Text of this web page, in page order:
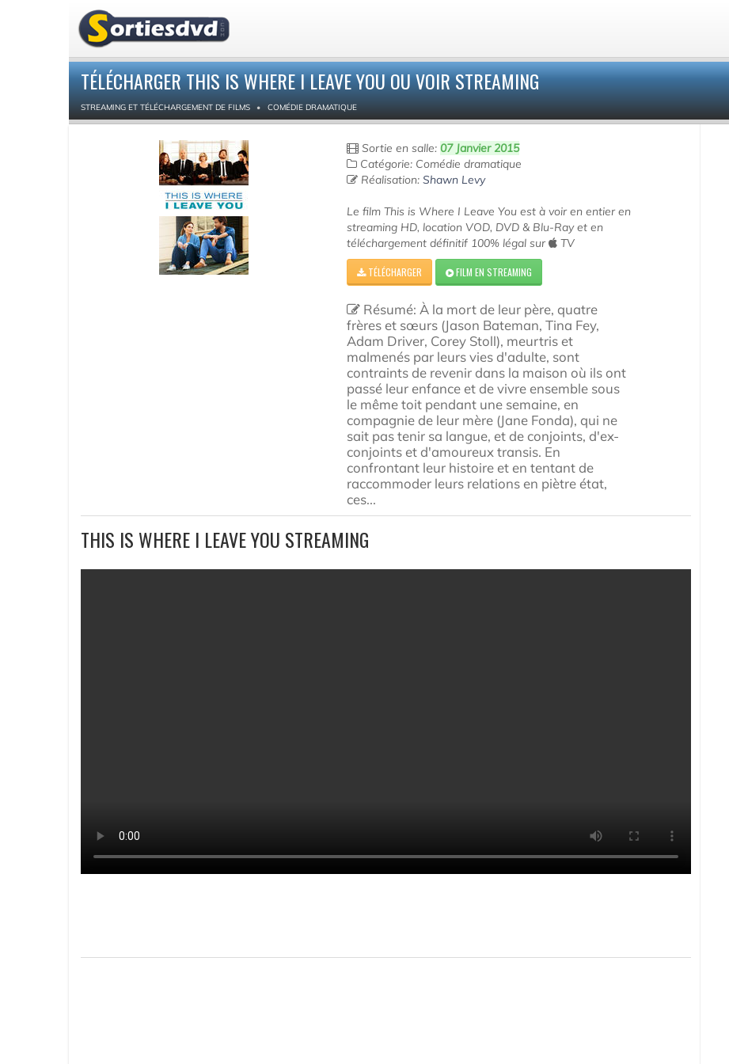
TÉLÉCHARGER THIS IS WHERE I LEAVE YOU OU VOIR STREAMING
STREAMING ET TÉLÉCHARGEMENT DE FILMS COMÉDIE DRAMATIQUE
Sortie en salle:07 Janvier 2015
Catégorie: Comédie dramatique
Réalisation:Shawn Levy
Le film This is Where I Leave You est à voir en entier en
streaming HD, location VOD, DVD & Blu-Ray et en
téléchargement définitif 100% légal sur
TV
TÉLÉCHARGER FILM EN STREAMING
Résumé: À la mort de leur père, quatre
frères et sœurs (Jason Bateman, Tina Fey,
Adam Driver, Corey Stoll), meurtris et
malmenés par leurs vies d'adulte, sont
contraints de revenir dans la maison où ils ont
passé leur enfance et de vivre ensemble sous
le même toit pendant une semaine, en
compagnie de leur mère (Jane Fonda), qui ne
sait pas tenir sa langue, et de conjoints, d'ex-
conjoints et d'amoureux transis. En
confrontant leur histoire et en tentant de
raccommoder leurs relations en piètre état,
ces...
THIS IS WHERE I LEAVE YOU STREAMING